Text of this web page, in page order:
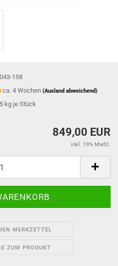
158
ca. 4 Wochen(Ausland abweichend)
kg je Stück
849,00 EUR
inkl. 19% MwSt.
MERKZETTEL
ZUM PRODUKT